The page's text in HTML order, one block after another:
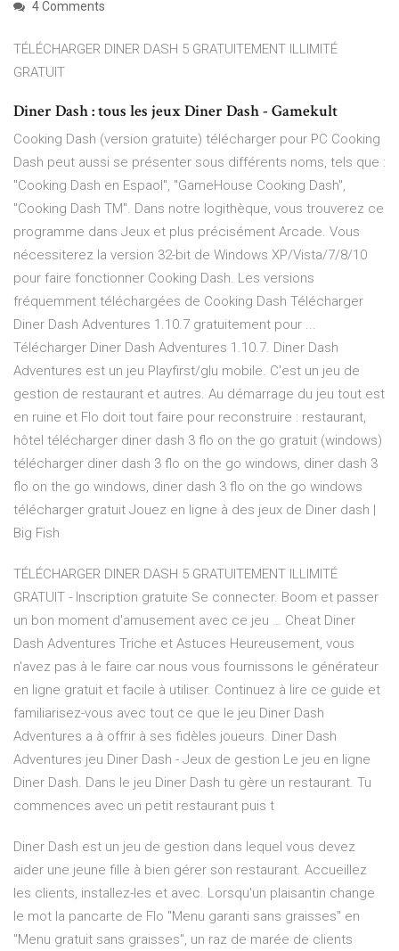
4 Comments
TÉLÉCHARGER DINER DASH 5 GRATUITEMENT ILLIMITÉ
GRATUIT
Diner Dash : tous les jeux Diner Dash - Gamekult
Cooking Dash (version gratuite) télécharger pour PC Cooking
Dash peut aussi se présenter sous différents noms, tels que :
"Cooking Dash en Espaol", "GameHouse Cooking Dash",
"Cooking Dash TM". Dans notre logithèque, vous trouverez ce
programme dans Jeux et plus précisément Arcade. Vous
nécessiterez la version 32-bit de Windows XP/Vista/7/8/10
pour faire fonctionner Cooking Dash. Les versions
fréquemment téléchargées de Cooking Dash Télécharger
Diner Dash Adventures 1.10.7 gratuitement pour ...
Télécharger Diner Dash Adventures 1.10.7. Diner Dash
Adventures est un jeu Playfirst/glu mobile. C'est un jeu de
gestion de restaurant et autres. Au démarrage du jeu tout est
en ruine et Flo doit tout faire pour reconstruire : restaurant,
hôtel télécharger diner dash 3 flo on the go gratuit (windows)
télécharger diner dash 3 flo on the go windows, diner dash 3
flo on the go windows, diner dash 3 flo on the go windows
télécharger gratuit Jouez en ligne à des jeux de Diner dash |
Big Fish
TÉLÉCHARGER DINER DASH 5 GRATUITEMENT ILLIMITÉ
GRATUIT - Inscription gratuite Se connecter. Boom et passer
un bon moment d'amusement avec ce jeu … Cheat Diner
Dash Adventures Triche et Astuces Heureusement, vous
n'avez pas à le faire car nous vous fournissons le générateur
en ligne gratuit et facile à utiliser. Continuez à lire ce guide et
familiarisez-vous avec tout ce que le jeu Diner Dash
Adventures a à offrir à ses fidèles joueurs. Diner Dash
Adventures jeu Diner Dash - Jeux de gestion Le jeu en ligne
Diner Dash. Dans le jeu Diner Dash tu gère un restaurant. Tu
commences avec un petit restaurant puis t
Diner Dash est un jeu de gestion dans lequel vous devez
aider une jeune fille à bien gérer son restaurant. Accueillez
les clients, installez-les et avec. Lorsqu'un plaisantin change
le mot la pancarte de Flo "Menu garanti sans graisses" en
"Menu gratuit sans graisses", un raz de marée de clients